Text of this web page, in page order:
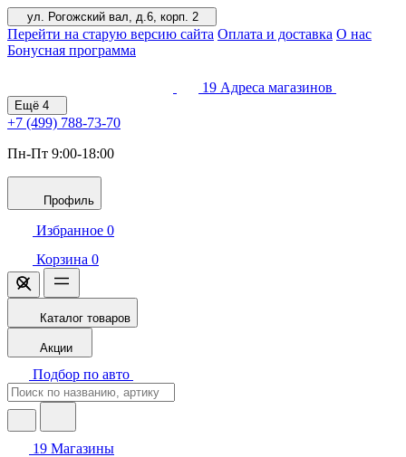
ул. Рогожский вал, д.6, корп. 2
Перейти на старую версию сайта Оплата и доставка О нас
Бонусная программа
19 Адреса магазинов
Ещё 4
+7 (499) 788-73-70
Пн-Пт 9:00-18:00
Профиль
Избранное 0
Корзина 0
Каталог товаров
Акции
Подбор по авто
19 Магазины